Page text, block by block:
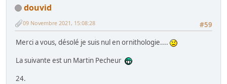
douvid
#59
09 Novembre 2021, 15:08:28
Merci a vous, désolé je suis nul en ornithologie....
La suivante est un Martin Pecheur
24.